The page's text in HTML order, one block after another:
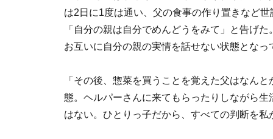
は2日に1度は通い、父の食事の作り置きなど
「自分の親は自分でめんどうをみて」と告げ
お互いに自分の親の実情を話せない状態となっ
「その後、惣菜を買うことを覚えた父はなん
態。ヘルパーさんに来てもらったりしながら
はない。ひとりっ子だから、すべての判断を